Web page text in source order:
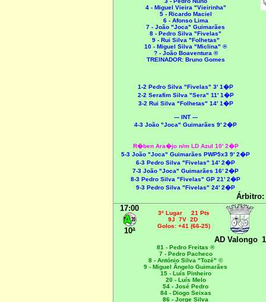
4 - Miguel Vieira "Vieirinha"
5 - Ricardo Maciel
6 - Afonso Lima
7 - João "Joca" Guimarães
8 - Pedro Silva "Fivelas"
9 - Rui Silva "Folhetas"
10 - Miguel Silva "Miclina" ®
? - João Boaventura ®
TREINADOR: Bruno Gomes
1-2 Pedro Silva "Fivelas" 3' 1�P
2-2 Serafim Silva "Sera" 11' 1�P
3-2 Rui Silva "Folhetas" 14' 1�P
--- INT ---
4-3 João "Joca" Guimarães 9' 2�P
R�ben Ara�jon/m LD Azul 10' 2�P
5-3 João "Joca" Guimarães PWP5x3 9' 2�P
6-3 Pedro Silva "Fivelas" 14' 2�P
7-3 João "Joca" Guimarães 16' 2�P
8-3 Pedro Silva "Fivelas" GP 21' 2�P
9-3 Pedro Silva "Fivelas" 24' 2�P
Árbitro:
17:00
10ª
3º Lugar 21 Pts
9J 7V 2D
Golos: +41 (66-25)
AD Valongo
81 - Pedro Freitas ®
7 - Pedro Pacheco
8 - António Silva "Tozé" ©
9 - Miguel Ângelo Guimarães
15 - Luís Pinheiro
20 - Luís Melo
54 - José Pedro
84 - Diogo Seixas
86 - Jorge Silva